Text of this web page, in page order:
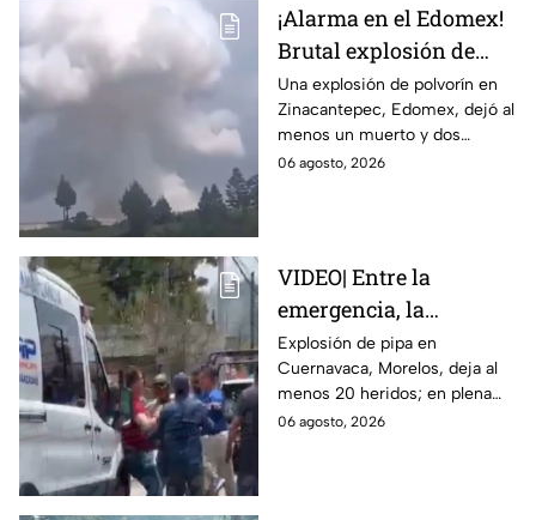
¡Alarma en el Edomex!
Brutal explosión de
polvorín en Santa
María del Monte,
Zinacantepec; reportan
al menos un muerto y
Una explosión de polvorín en
Zinacantepec, Edomex, dejó al
menos un muerto y dos
heridos; autoridades atiende la
06 agosto, 2026
VIDEO| Entre la
emergencia, la
desesperación y el
llanto de un niño;
adultos desatan pelea
tras explosión de pipa
Explosión de pipa en
Cuernavaca, Morelos, deja al
menos 20 heridos; en plena
emergencia, dos hombres
06 agosto, 2026